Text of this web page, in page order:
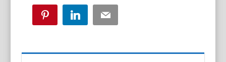
Pinterest LinkedIn Email